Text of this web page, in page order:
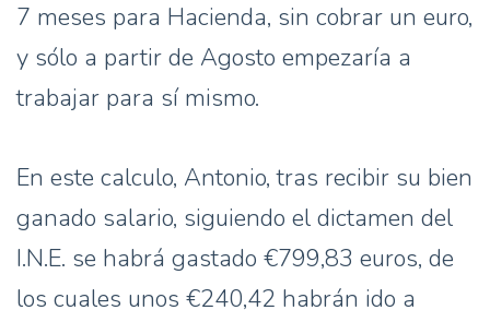
7 meses para Hacienda, sin cobrar un euro,
y sólo a partir de Agosto empezaría a
trabajar para sí mismo.
En este calculo, Antonio, tras recibir su bien
ganado salario, siguiendo el dictamen del
I.N.E. se habrá gastado €799,83 euros, de
los cuales unos €240,42 habrán ido a